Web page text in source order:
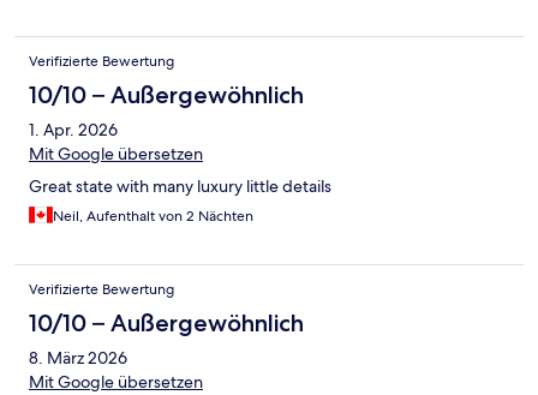
Verifizierte Bewertung
10/10 – Außergewöhnlich
1. Apr. 2026
Mit Google übersetzen
Great state with many luxury little details
Neil, Aufenthalt von 2 Nächten
Verifizierte Bewertung
10/10 – Außergewöhnlich
8. März 2026
Mit Google übersetzen